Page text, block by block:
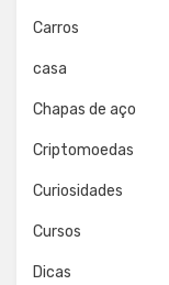
Carros
casa
Chapas de aço
Criptomoedas
Curiosidades
Cursos
Dicas